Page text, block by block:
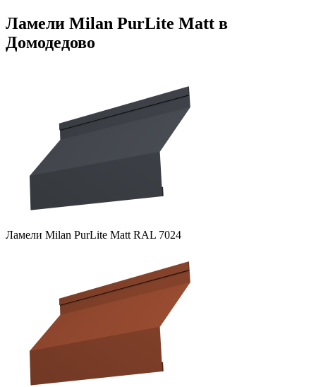
Ламели Milan PurLite Matt в
Домодедово
Ламели Milan PurLite Matt RAL 7024